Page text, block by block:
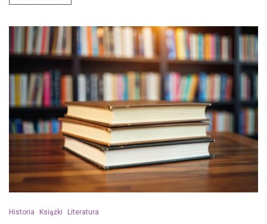
Historia Książki Literatura